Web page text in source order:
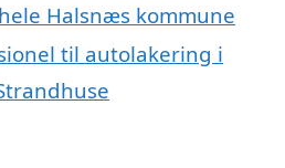
Halsnæs kommune
til autolakering i